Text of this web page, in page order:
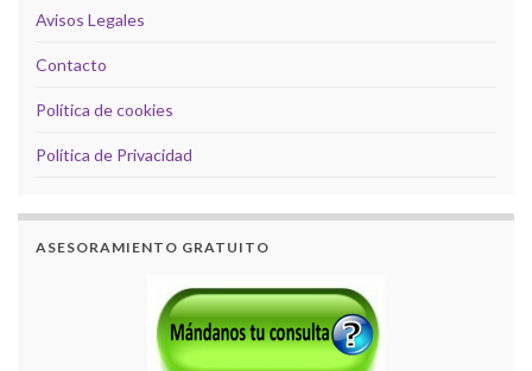
Avisos Legales
Contacto
Política de cookies
Política de Privacidad
ASESORAMIENTO GRATUITO